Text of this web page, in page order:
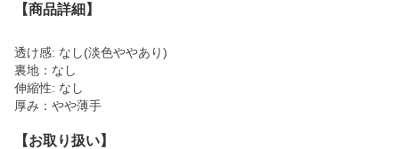
【商品詳細】
透け感: なし(淡色ややあり)
裏地：なし
伸縮性: なし
厚み：やや薄手
【お取り扱い】